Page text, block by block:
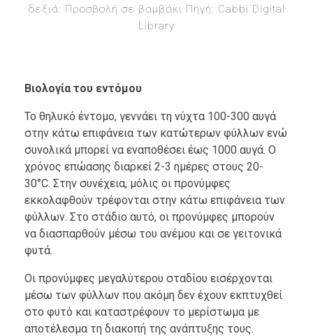
δεξιά: Προσβολή σε βαμβάκι Πηγή: Cabbi Digital
Library
Βιολογία του εντόμου
Το θηλυκό έντομο, γεννάει τη νύχτα 100-300 αυγά
στην κάτω επιφάνεια των κατώτερων φύλλων ενώ
συνολικά μπορεί να εναποθέσει έως 1000 αυγά. Ο
χρόνος επώασης διαρκεί 2-3 ημέρες στους 20-
30°C. Στην συνέχεια, μόλις οι προνύμφες
εκκολαφθούν τρέφονται στην κάτω επιφάνεια των
φύλλων. Στο στάδιο αυτό, οι προνύμφες μπορούν
να διασπαρθούν μέσω του ανέμου και σε γειτονικά
φυτά.
Οι προνύμφες μεγαλύτερου σταδίου εισέρχονται
μέσω των φύλλων που ακόμη δεν έχουν εκπτυχθεί
στο φυτό και καταστρέφουν το μερίστωμα με
αποτέλεσμα τη διακοπή της ανάπτυξης τους.